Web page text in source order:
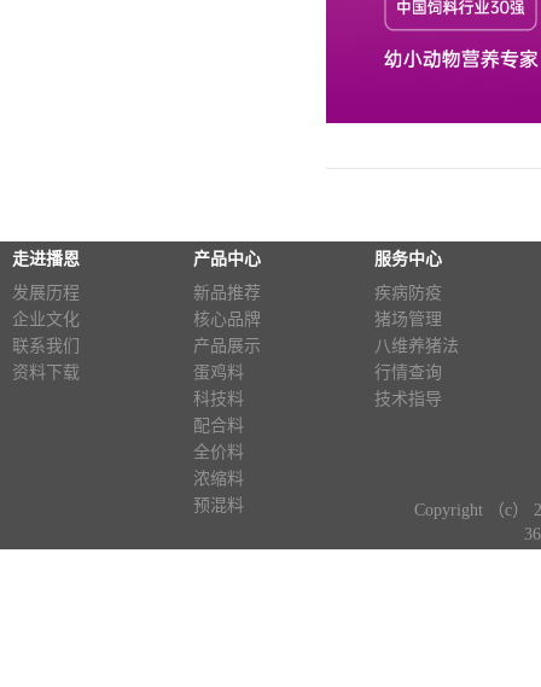
走进播恩
发展历程
企业文化
联系我们
资料下载
产品中心
新品推荐
核心品牌
产品展示
蛋鸡料
科技料
配合料
全价料
浓缩料
预混料
服务中心
疾病防疫
猪场管理
八维养猪法
行情查询
技术指导
Copyright （c）